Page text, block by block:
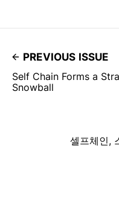
PREVIOUS ISSUE
Self Chain Forms a
Snowball
셀프체인,